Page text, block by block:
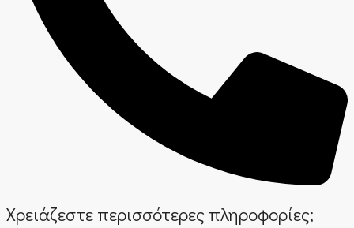
Χρειάζεστε περισσότερες πληροφορίες;